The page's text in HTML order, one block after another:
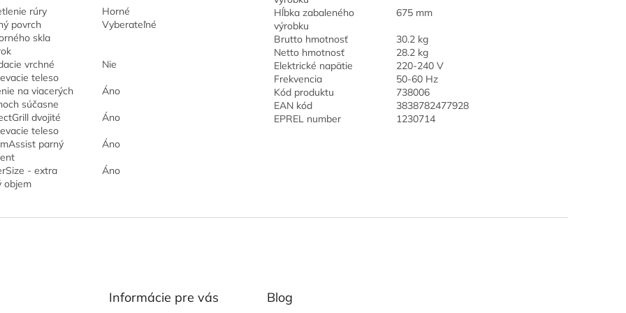
rúry
Horné
povrch
skla
Vyberateľné
vrchné
teleso
Nie
na viacerých
súčasne
Áno
dvojité
teleso
Áno
parný
Áno
- extra
objem
Áno
Hĺbka zabaleného
výrobku
675 mm
Brutto hmotnosť
30.2 kg
Netto hmotnosť
28.2 kg
Elektrické napätie
220-240 V
Frekvencia
50-60 Hz
Kód produktu
738006
EAN kód
3838782477928
EPREL number
1230714
Informácie pre vás Blog